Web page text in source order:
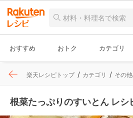
おすすめ おトク カテゴリ
楽天レシピトップ カテゴリ その
根菜たっぷりのすいとん レシ